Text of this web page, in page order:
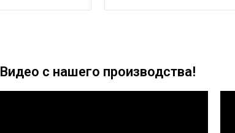
Видео с нашего производства!